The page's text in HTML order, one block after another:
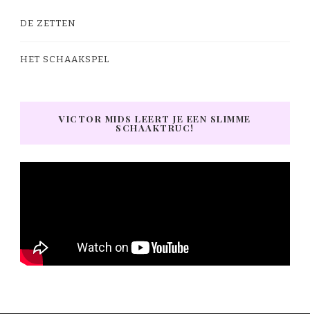
DE ZETTEN
HET SCHAAKSPEL
VICTOR MIDS LEERT JE EEN SLIMME
SCHAAKTRUC!